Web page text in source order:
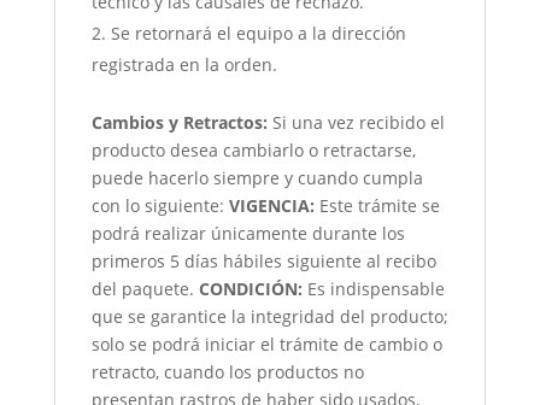
Se retornará el equipo a la dirección
registrada en la orden.
Cambios y Retractos: Si una vez recibido el
producto desea cambiarlo o retractarse,
puede hacerlo siempre y cuando cumpla
con lo siguiente: VIGENCIA: Este trámite se
podrá realizar únicamente durante los
primeros 5 días hábiles siguiente al recibo
del paquete. CONDICIÓN: Es indispensable
que se garantice la integridad del producto;
solo se podrá iniciar el trámite de cambio o
retracto, cuando los productos no
presentan rastros de haber sido usados,